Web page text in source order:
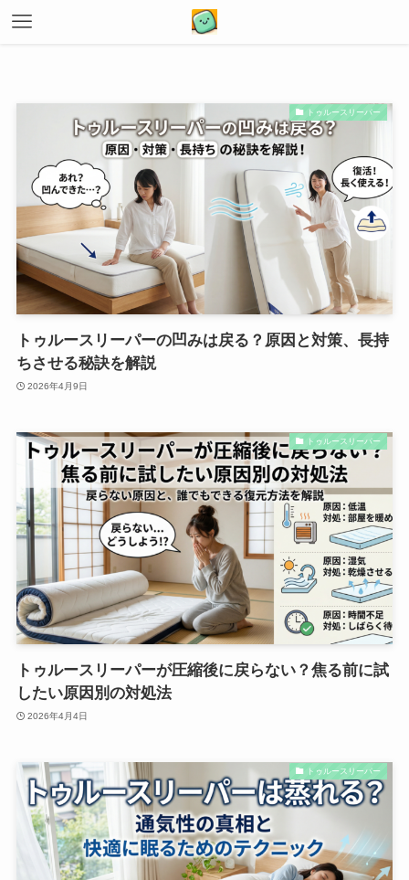
トゥルースリーパー
トゥルースリーパーの凹みは戻る？原因と対策、長持
ちさせる秘訣を解説
2026年4月9日
トゥルースリーパー
トゥルースリーパーが圧縮後に戻らない？焦る前に試
したい原因別の対処法
2026年4月4日
トゥルースリーパー